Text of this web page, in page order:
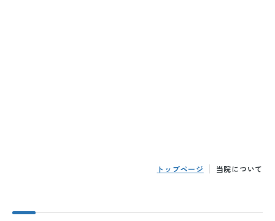
トップページ 当院について